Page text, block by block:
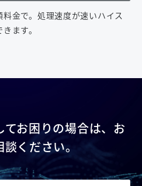
金で。処理速度が速いハイス
ます。
お困りの場合は、お
ください。